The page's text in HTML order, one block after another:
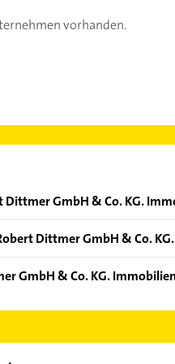
vorhanden.
GmbH & Co. KG.
Dittmer GmbH & Co.
GmbH & Co. KG.